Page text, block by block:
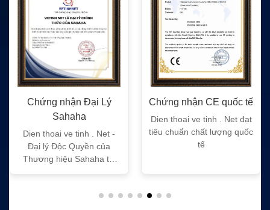
Chứng nhận Đại Lý
Sahaha
Dien thoai ve tinh . Net -
Đại lý Độc Quyền của
Thương hiệu Sahaha tại
Chứng nhận CE quốc tế
Dien thoai ve tinh . Net đạt
tiêu chuẩn chất lượng quốc
tế